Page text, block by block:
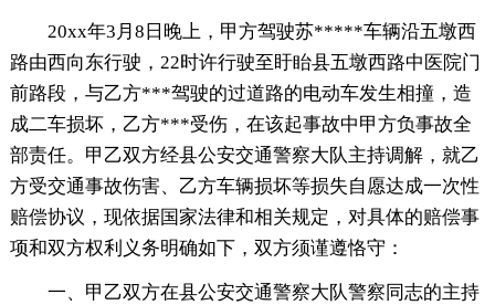
20xx年3月8日晚上，甲方驾驶苏*****车辆沿五墩西
路由西向东行驶，22时许行驶至盱眙县五墩西路中医院门
前路段，与乙方***驾驶的过道路的电动车发生相撞，造
成二车损坏，乙方***受伤，在该起事故中甲方负事故全
部责任。甲乙双方经县公安交通警察大队主持调解，就乙
方受交通事故伤害、乙方车辆损坏等损失自愿达成一次性
赔偿协议，现依据国家法律和相关规定，对具体的赔偿事
项和双方权利义务明确如下，双方须谨遵恪守：
一、甲乙双方在县公安交通警察大队警察同志的主持